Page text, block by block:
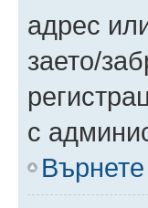
адрес
заето/
с